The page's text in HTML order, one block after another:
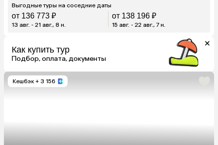
Выгодные туры на соседние даты
от 136 773 ₽
13 авг. - 21 авг., 8 н.
от 138 196 ₽
15 авг. - 22 авг., 7 н.
Как купить тур
Подбор, оплата, документы
Кешбэк + 3 156